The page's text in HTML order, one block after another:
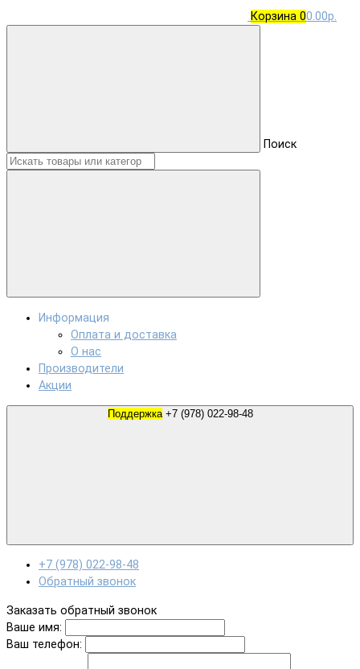
Корзина 00.00р.
Поиск
Информация
Оплата и доставка
О нас
Производители
Акции
Поддержка +7 (978) 022-98-48
+7 (978) 022-98-48
Обратный звонок
Заказать обратный звонок
Ваше имя:
Ваш телефон: